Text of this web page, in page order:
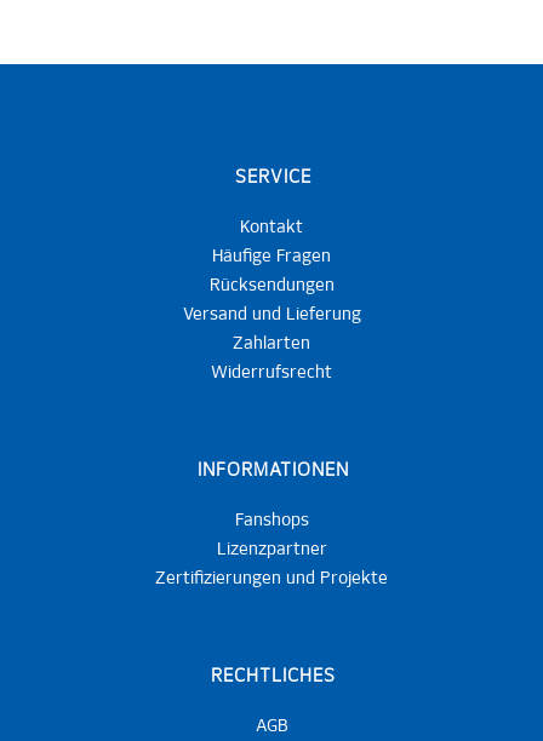
SERVICE
Kontakt
Häufige Fragen
Rücksendungen
Versand und Lieferung
Zahlarten
Widerrufsrecht
INFORMATIONEN
Fanshops
Lizenzpartner
Zertifizierungen und Projekte
RECHTLICHES
AGB